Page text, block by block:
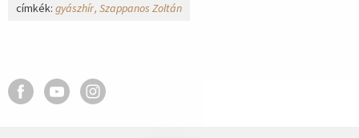
címkék: gyászhír Szappanos Zoltán